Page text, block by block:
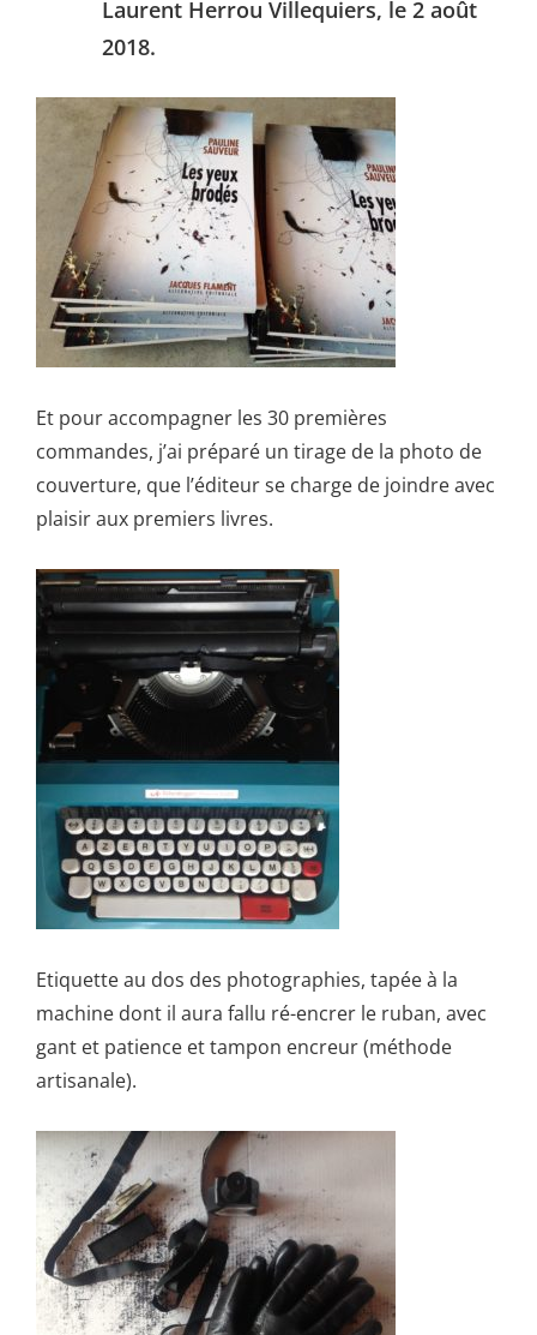
Laurent Herrou Villequiers, le 2 août
2018.
Et pour accompagner les 30 premières
commandes, j’ai préparé un tirage de la photo de
couverture, que l’éditeur se charge de joindre avec
plaisir aux premiers livres.
Etiquette au dos des photographies, tapée à la
machine dont il aura fallu ré-encrer le ruban, avec
gant et patience et tampon encreur (méthode
artisanale).